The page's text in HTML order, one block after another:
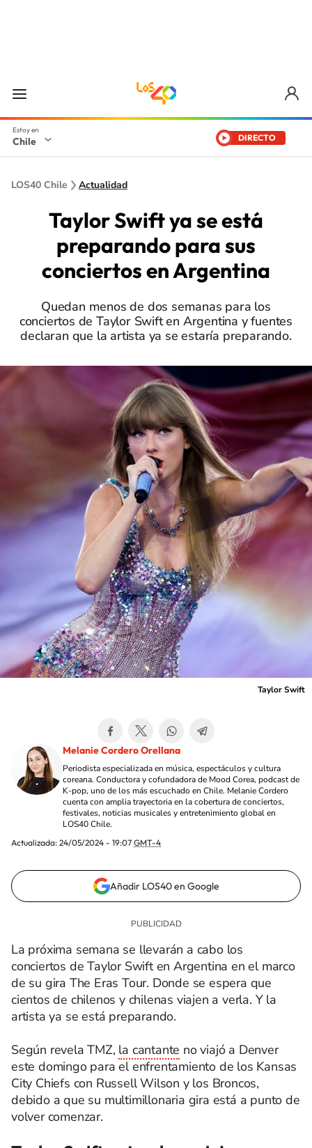
Chile DIRECTO
LOS40 Chile Actualidad
Taylor Swift ya se está
preparando para sus
conciertos en Argentina
Quedan menos de dos semanas para los
conciertos de Taylor Swift en Argentina y fuentes
declaran que la artista ya se estaría preparando.
Taylor Swift
Melanie Cordero Orellana
Periodista especializada en música, espectáculos y cultura
coreana. Conductora y cofundadora de Mood Corea, podcast de
K-pop, uno de los más escuchado en Chile. Melanie Cordero
cuenta con amplia trayectoria en la cobertura de conciertos,
festivales, noticias musicales y entretenimiento global en
LOS40 Chile.
Actualizada: 24/05/2024 - 19:07 GMT-4
Añadir LOS40 en Google
La próxima semana se llevarán a cabo los
conciertos de Taylor Swift en Argentina en el marco
de su gira The Eras Tour. Donde se espera que
cientos de chilenos y chilenas viajen a verla. Y la
artista ya se está preparando.
Según revela TMZ, la cantante no viajó a Denver
este domingo para el enfrentamiento de los Kansas
City Chiefs con Russell Wilson y los Broncos,
debido a que su multimillonaria gira está a punto de
volver comenzar.